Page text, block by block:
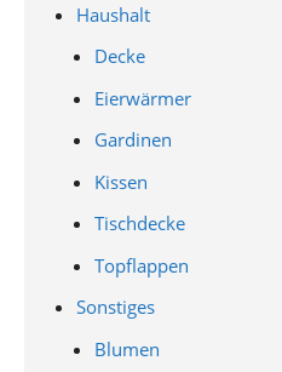
Haushalt
Decke
Eierwärmer
Gardinen
Kissen
Tischdecke
Topflappen
Sonstiges
Blumen